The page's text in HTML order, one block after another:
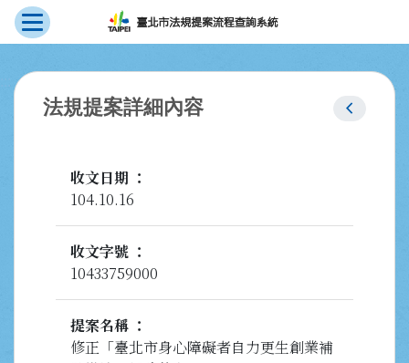
跳到主要內容
展開選單
法規提案詳細內容 chevron_left
收文日期
104.10.16
收文字號
10433759000
提案名稱
修正「臺北市身心障礙者自力更生創業補